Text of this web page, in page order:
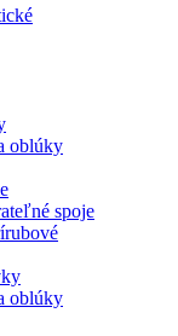
oblúky
spoje
oblúky